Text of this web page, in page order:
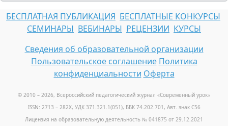
БЕСПЛАТНАЯ ПУБЛИКАЦИЯ БЕСПЛАТНЫЕ КОНКУРСЫ
СЕМИНАРЫ ВЕБИНАРЫ РЕЦЕНЗИИ КУРСЫ
Сведения об образовательной организации
Пользовательское соглашение Политика
конфиденциальности Оферта
© 2010 – 2026, Всероссийский педагогический журнал «Современный урок»
ISSN: 2713 – 282X, УДК 371.321.1(051), ББК 74.202.701, Авт. знак С56
Лицензия на образовательную деятельность № 041875 от 29.12.2021